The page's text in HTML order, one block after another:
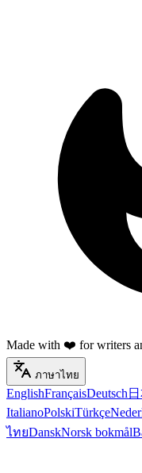
Made with ❤️ for writers
ภาษาไทย
EnglishFrançaisDeutsch
ItalianoPolskiTürkçe
ไทยDanskNorsk bokmål